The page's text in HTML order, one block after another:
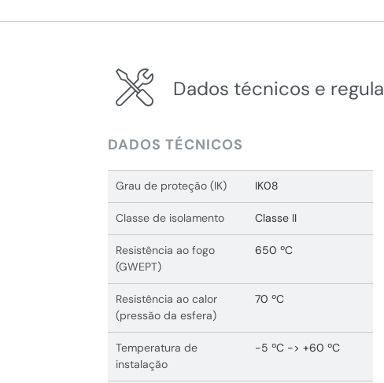
Dados técnicos e
DADOS TÉCNICOS
Grau de proteção (IK) IK08
Classe de isolamento Classe II
Resistência ao fogo
(GWEPT)
650 ºC
Resistência ao calor
(pressão da esfera)
70 ºC
Temperatura de
instalação
-5 ºC -> +60 ºC